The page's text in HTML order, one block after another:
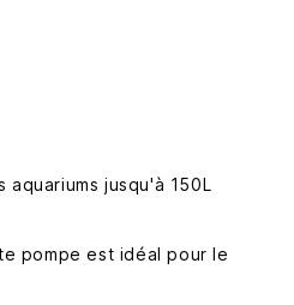
jusqu'à 150L
pompe est idéal pour le